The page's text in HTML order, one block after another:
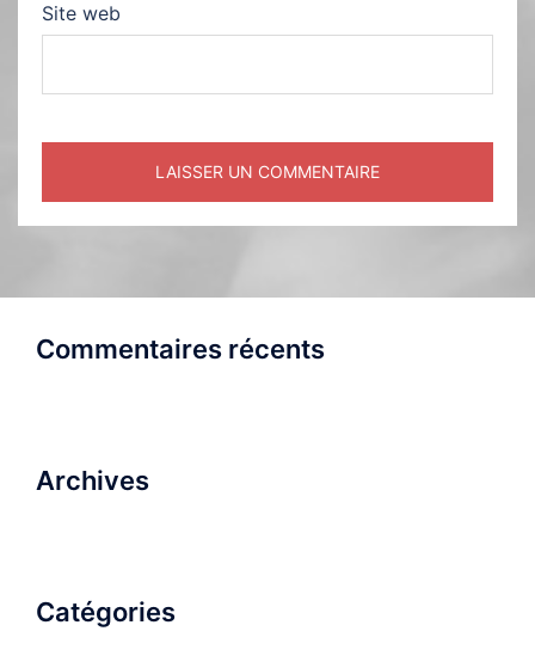
Site web
Commentaires récents
Archives
Catégories